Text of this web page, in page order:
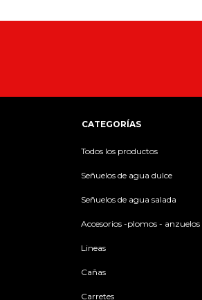
CATEGORÍAS
Todos los productos
Señuelos de agua dulce
Señuelos de agua salada
Accesorios -plomos - anzuelos
Lineas
Cañas
Carretes